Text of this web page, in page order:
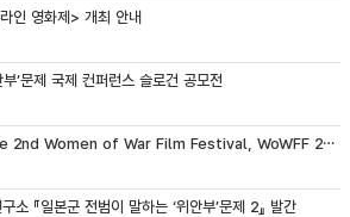
인 영화제> 개최 안내
’문제 국제 컨퍼런스 슬로건 공모전
제2회 전쟁과여성영화제 (The 2nd Women of War Film Festival, WoWFF 2024) 개최 안내
소 『일본군 전범이 말하는 ‘위안부’문제 2』 발간